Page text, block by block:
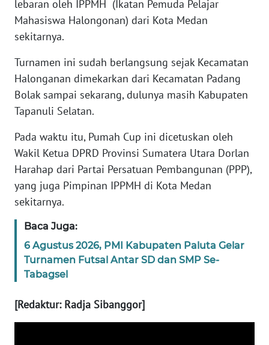
lebaran oleh IPPMH (Ikatan Pemuda Pelajar
Mahasiswa Halongonan) dari Kota Medan
sekitarnya.
Turnamen ini sudah berlangsung sejak Kecamatan
Halonganan dimekarkan dari Kecamatan Padang
Bolak sampai sekarang, dulunya masih Kabupaten
Tapanuli Selatan.
Pada waktu itu, Pumah Cup ini dicetuskan oleh
Wakil Ketua DPRD Provinsi Sumatera Utara Dorlan
Harahap dari Partai Persatuan Pembangunan (PPP),
yang juga Pimpinan IPPMH di Kota Medan
sekitarnya.
Baca Juga:
6 Agustus 2026, PMI Kabupaten Paluta Gelar
Turnamen Futsal Antar SD dan SMP Se-
Tabagsel
[Redaktur: Radja Sibanggor]
RIAU
WN
WN
JAMBI
SULTRA
WN
NTB
SULTENG
WN
SULBAR
WN